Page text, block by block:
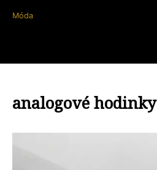
Móda
analogové hodinky